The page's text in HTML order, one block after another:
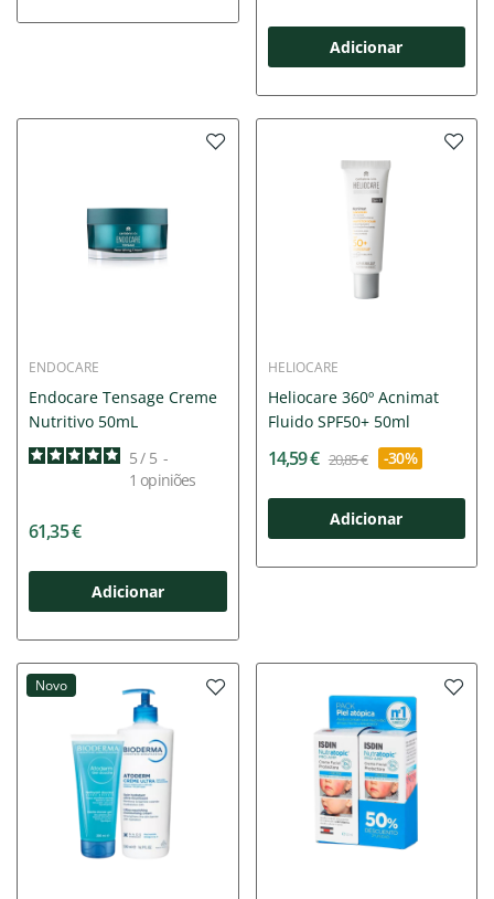
Adicionar
ENDOCARE
Endocare Tensage Creme
Nutritivo 50mL
5/ 5 -
1 opiniões
61,35 €
Adicionar
HELIOCARE
Heliocare 360º Acnimat
Fluido SPF50+ 50ml
14,59 € 20,85 € -30%
Adicionar
Novo